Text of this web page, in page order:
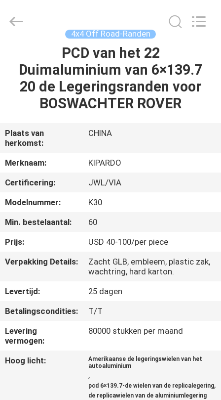
PRODUCTEN
ONS
FABRIEKSREIS
KWALITEITSCONTROLE
CONTACTEER
ONS
OM
EEN
CITAAT
SITEMAP
Co.,Ltd.
4x4 Off Road-Randen
PCD van het 22
Duimaluminium van 6×139.7
20 de Legeringsranden voor
BOSWACHTER ROVER
Plaats van
herkomst:
CHINA
Merknaam:
KIPARDO
Certificering:
JWL/VIA
Modelnummer:
K30
Min. bestelaantal:
60
Prijs:
USD 40-100/per piece
Verpakking Details:
Zacht GLB, embleem, plastic zak,
wachtring, hard karton.
Levertijd:
25 dagen
Betalingscondities:
T/T
Levering
vermogen:
80000 stukken per maand
Hoog licht:
Amerikaanse de legeringswielen van het
autoaluminium
,
pcd 6×139.7-de wielen van de replicalegering,
de replicawielen van de aluminiumlegering